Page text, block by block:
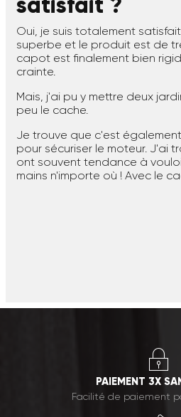
Oui, je suis totalement
superbe et le produit est de
capot est finalement bien
crainte.
Mais, j'ai pu y mettre deux
peu le cache.
Je trouve que c'est
pour sécuriser le moteur. J'ai
ont souvent tendance à
mains n'importe où ! Avec le
PAIEMENT 3X
Facilité de paiement